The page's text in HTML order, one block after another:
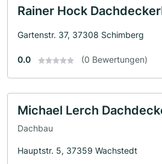
Rainer Hock
Gartenstr. 37, 37308 Schimberg
0.0 (0 Bewertungen)
Michael Lerch
Dachbau
Hauptstr. 5, 37359 Wachstedt